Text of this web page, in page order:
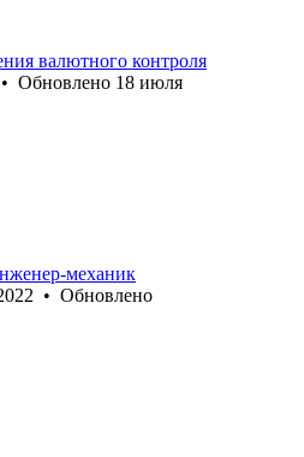
валютного контроля
• Обновлено 18 июля
механик
• Обновлено